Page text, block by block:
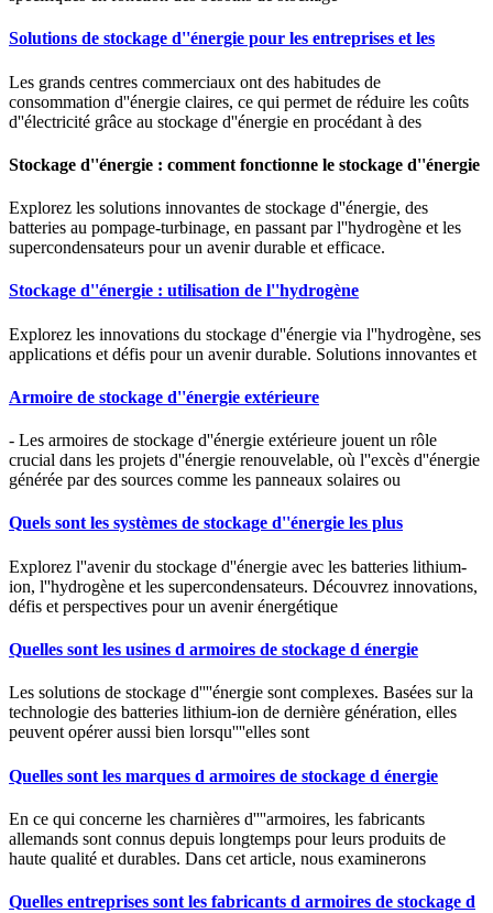
Solutions de stockage d''énergie pour les entreprises et les
Les grands centres commerciaux ont des habitudes de
consommation d''énergie claires, ce qui permet de réduire les coûts
d''électricité grâce au stockage d''énergie en procédant à des
Stockage d''énergie : comment fonctionne le stockage d''énergie
Explorez les solutions innovantes de stockage d''énergie, des
batteries au pompage-turbinage, en passant par l''hydrogène et les
supercondensateurs pour un avenir durable et efficace.
Stockage d''énergie : utilisation de l''hydrogène
Explorez les innovations du stockage d''énergie via l''hydrogène, ses
applications et défis pour un avenir durable. Solutions innovantes et
Armoire de stockage d''énergie extérieure
- Les armoires de stockage d''énergie extérieure jouent un rôle
crucial dans les projets d''énergie renouvelable, où l''excès d''énergie
générée par des sources comme les panneaux solaires ou
Quels sont les systèmes de stockage d''énergie les plus
Explorez l''avenir du stockage d''énergie avec les batteries lithium-
ion, l''hydrogène et les supercondensateurs. Découvrez innovations,
défis et perspectives pour un avenir énergétique
Quelles sont les usines d armoires de stockage d énergie
Les solutions de stockage d''''énergie sont complexes. Basées sur la
technologie des batteries lithium-ion de dernière génération, elles
peuvent opérer aussi bien lorsqu''''elles sont
Quelles sont les marques d armoires de stockage d énergie
En ce qui concerne les charnières d''''armoires, les fabricants
allemands sont connus depuis longtemps pour leurs produits de
haute qualité et durables. Dans cet article, nous examinerons
Quelles entreprises sont les fabricants d armoires de stockage d